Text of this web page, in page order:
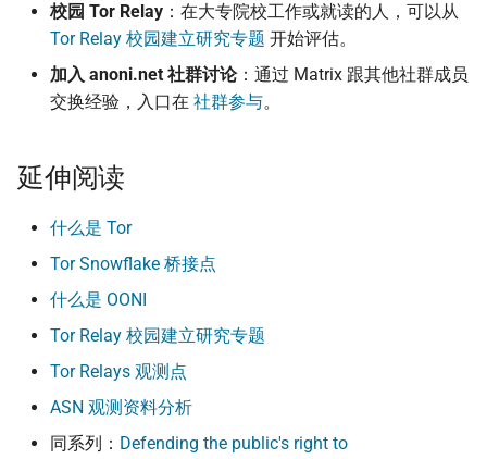
校园 Tor Relay ：在大专院校工作或就读的人，可以从
Tor Relay 校园建立研究专题 开始评估。
加入 anoni.net 社群讨论：通过 Matrix 跟其他社群成员
交换经验，入口在 社群参与。
延伸阅读
什么是 Tor
Tor Snowflake 桥接点
什么是 OONI
Tor Relay 校园建立研究专题
Tor Relays 观测点
ASN 观测资料分析
同系列： Defending the public's right to